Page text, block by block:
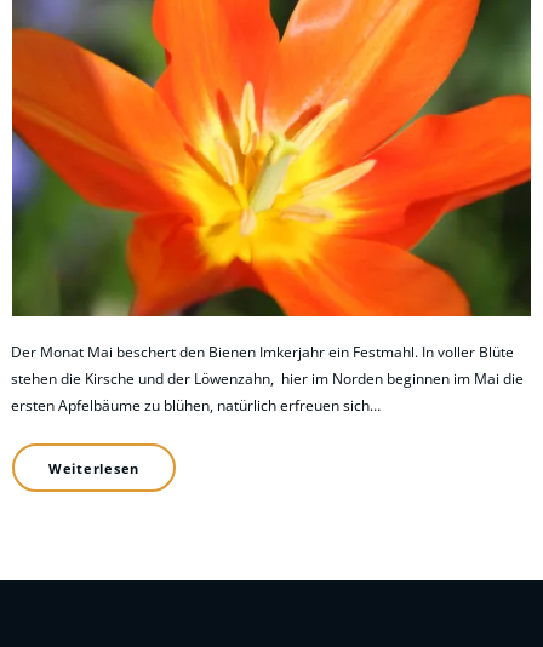
Der Monat Mai beschert den Bienen Imkerjahr ein Festmahl. In voller Blüte
stehen die Kirsche und der Löwenzahn, hier im Norden beginnen im Mai die
ersten Apfelbäume zu blühen, natürlich erfreuen sich…
Weiterlesen